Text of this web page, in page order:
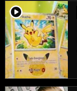
player2